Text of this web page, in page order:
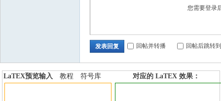
您需要登录
发表回复 回帖并转播 回帖后跳转
LaTEX预览输入 教程
符号库
对应的 LaTEX 效果：